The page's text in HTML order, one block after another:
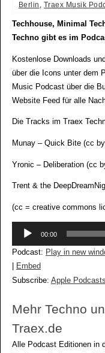
Berlin , Traex Musik
Techhouse, Minimal
Techno gibt es im
Kostenlose Downloads
über die Icons unter dem
Music Podcast über die
Website Feed für alle
Die Tracks im Traex
Munay – Quick Bite (cc
Yronic – Deliberation (cc
Trent & the
(cc = creative commons
Audio-
00:00
Podcast: Play in new
Embed
Subscribe: Apple Podcasts
Mehr Techno
Traex.de
Alle Podcast Editionen in